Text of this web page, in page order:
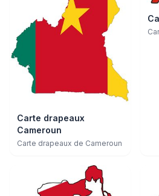
Carte drapeaux
Cameroun
Carte drapeaux de Cameroun